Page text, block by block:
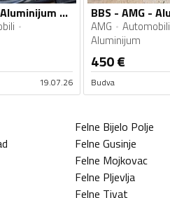
BBS - bmw - Aluminijum felne
19.07.26
AMG
Automobili
Aluminijum
450€
Budva
Felne Bijelo Polje
Felne Gusinje
Felne Mojkovac
Felne Pljevlja
Felne Tivat